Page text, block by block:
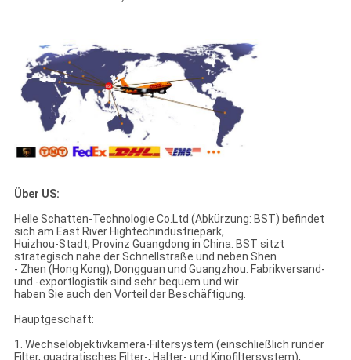
Über US:
Helle Schatten-Technologie Co.Ltd (Abkürzung: BST) befindet
sich am East River Hightechindustriepark,
Huizhou-Stadt, Provinz Guangdong in China. BST sitzt
strategisch nahe der Schnellstraße und neben Shen
- Zhen (Hong Kong), Dongguan und Guangzhou. Fabrikversand-
und -exportlogistik sind sehr bequem und wir
haben Sie auch den Vorteil der Beschäftigung.
Hauptgeschäft:
1. Wechselobjektivkamera-Filtersystem (einschließlich runder
Filter, quadratisches Filter-, Halter- und Kinofiltersystem),